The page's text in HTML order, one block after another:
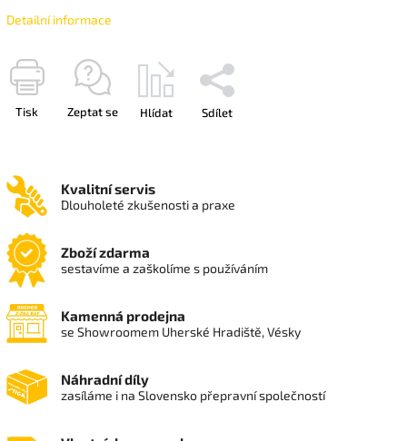
Detailní informace
Tisk Zeptat se Hlídat Sdílet
Kvalitní servis
Dlouholeté zkušenosti a praxe
Zboží zdarma
sestavíme a zaškolíme s používáním
Kamenná prodejna
se Showroomem Uherské Hradiště, Vésky
Náhradní díly
zasíláme i na Slovensko přepravní společností